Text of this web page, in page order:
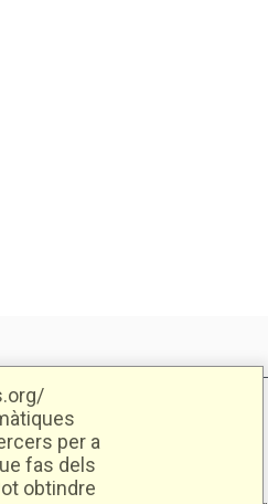
per a
fas dels
obtindre
Creative Commons
46970 Alaquàs.dir3: L01460057